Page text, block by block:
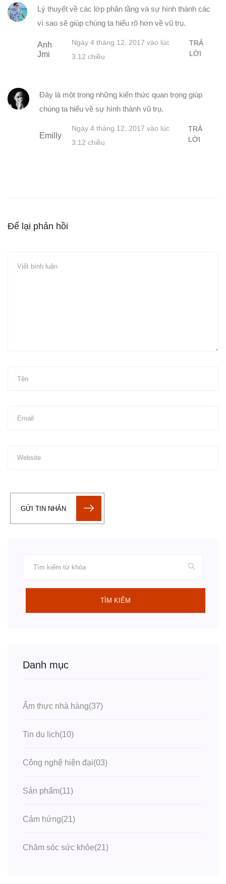
Lý thuyết về các lớp phân tầng và sự hình thành các
vì sao sẽ giúp chúng ta hiểu rõ hơn về vũ trụ.
Anh
Jmi
Ngày 4 tháng 12, 2017 vào lúc
3:12 chiều
TRẢ
LỜI
Đây là một trong những kiến thức quan trọng giúp
chúng ta hiểu về sự hình thành vũ trụ.
Emilly
Ngày 4 tháng 12, 2017 vào lúc
3:12 chiều
TRẢ
LỜI
Để lại phản hồi
GỬI TIN NHẮN
TÌM KIẾM
Danh mục
Ẩm thực nhà hàng(37)
Tin du lịch(10)
Công nghệ hiện đại(03)
Sản phẩm(11)
Cảm hứng(21)
Chăm sóc sức khỏe(21)